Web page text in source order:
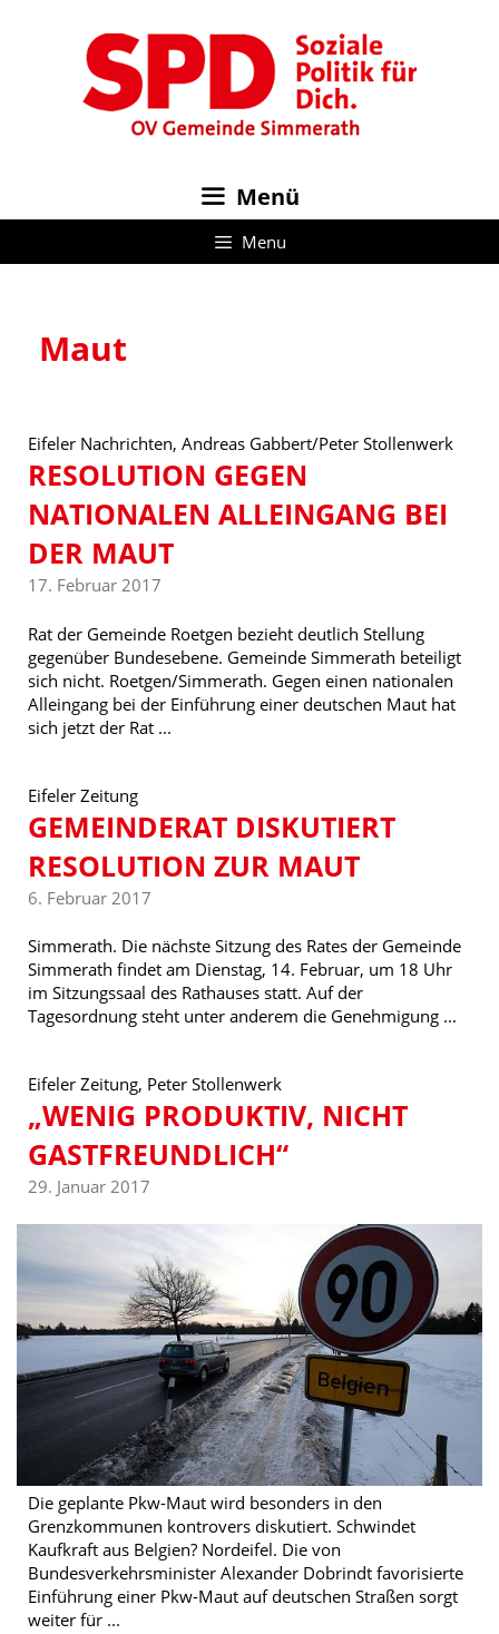
Menü
Menu
Maut
Eifeler Nachrichten, Andreas Gabbert/Peter Stollenwerk
RESOLUTION GEGEN
NATIONALEN ALLEINGANG BEI
DER MAUT
17. Februar 2017
Rat der Gemeinde Roetgen bezieht deutlich Stellung
gegenüber Bundesebene. Gemeinde Simmerath beteiligt
sich nicht. Roetgen/Simmerath. Gegen einen nationalen
Alleingang bei der Einführung einer deutschen Maut hat
sich jetzt der Rat ...
Eifeler Zeitung
GEMEINDERAT DISKUTIERT
RESOLUTION ZUR MAUT
6. Februar 2017
Simmerath. Die nächste Sitzung des Rates der Gemeinde
Simmerath findet am Dienstag, 14. Februar, um 18 Uhr
im Sitzungssaal des Rathauses statt. Auf der
Tagesordnung steht unter anderem die Genehmigung ...
Eifeler Zeitung, Peter Stollenwerk
„WENIG PRODUKTIV, NICHT
GASTFREUNDLICH“
29. Januar 2017
Die geplante Pkw-Maut wird besonders in den
Grenzkommunen kontrovers diskutiert. Schwindet
Kaufkraft aus Belgien? Nordeifel. Die von
Bundesverkehrsminister Alexander Dobrindt favorisierte
Einführung einer Pkw-Maut auf deutschen Straßen sorgt
weiter für ...